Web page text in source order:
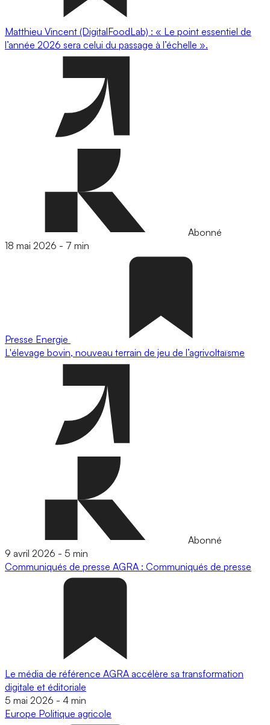
Matthieu Vincent (DigitalFoodLab) : « Le point essentiel de
l’année 2026 sera celui du passage à l’échelle ».
Abonné
18 mai 2026 - 7 min
Presse Energie
L'élevage bovin, nouveau terrain de jeu de l’agrivoltaïsme
Abonné
9 avril 2026 - 5 min
Communiqués de presse AGRA : Communiqués de presse
Le média de référence AGRA accélère sa transformation
digitale et éditoriale
5 mai 2026 - 4 min
Europe Politique agricole